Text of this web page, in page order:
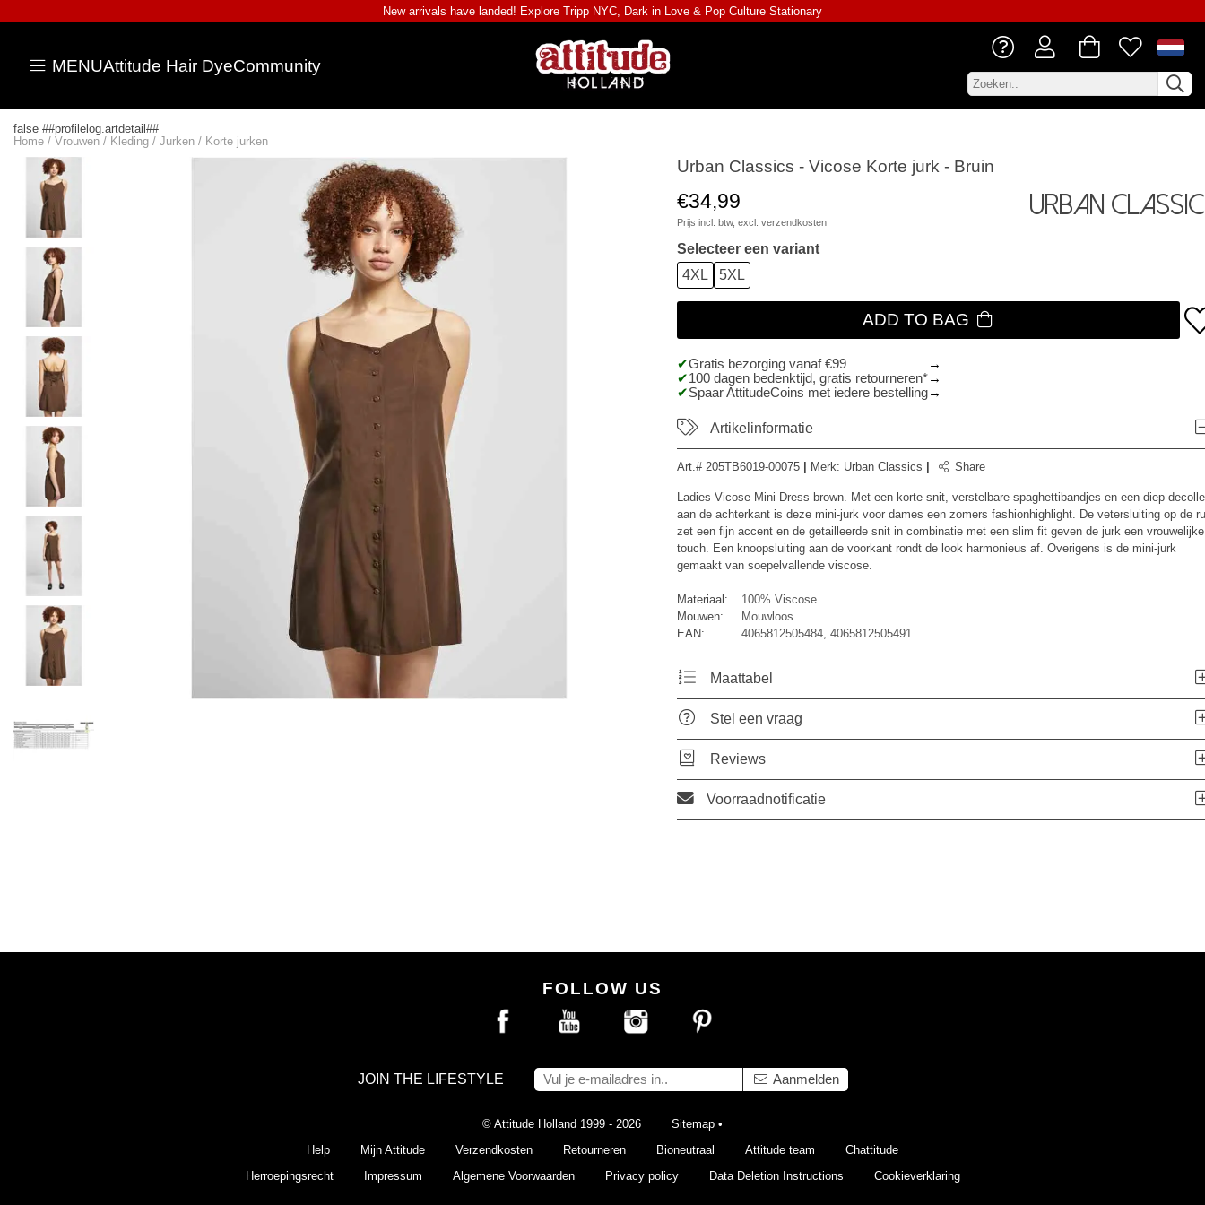
New arrivals have landed! Explore Tripp NYC, Dark in Love & Pop Culture Stationary
MENUAttitude Hair DyeCommunity
false ##profilelog.artdetail##
Home / Vrouwen / Kleding / Jurken / Korte jurken
Urban Classics - Vicose Korte jurk - Bruin
€34,99
Prijs incl. btw, excl. verzendkosten
Urban
Selecteer een variant
4XL
5XL
ADD TO BAG
Gratis bezorging vanaf €99
100 dagen bedenktijd, gratis retourneren*
Spaar AttitudeCoins met iedere bestelling
Artikelinformatie
Art.# 205TB6019-00075 Merk: Urban Classics Share
Ladies Vicose Mini Dress brown. Met een korte snit, verstelbare spaghettibandjes en een diep
aan de achterkant is deze mini-jurk voor dames een zomers fashionhighlight. De vetersluiting op de
zet een fijn accent en de getailleerde snit in combinatie met een slim fit geven de jurk een vrouwelijke
touch. Een knoopsluiting aan de voorkant rondt de look harmonieus af. Overigens is de mini-jurk
gemaakt van soepelvallende viscose.
Materiaal:
100% Viscose
Mouwen:
Mouwloos
EAN:
4065812505484, 4065812505491
Maattabel
Stel een vraag
Reviews
Voorraadnotificatie
FOLLOW US
JOIN THE LIFESTYLE Aanmelden
© Attitude Holland 1999 - 2026 Sitemap •
Help
Mijn Attitude Verzendkosten Retourneren Bioneutraal Attitude team
Chattitude
Herroepingsrecht
Impressum Algemene Voorwaarden Privacy policy Data Deletion Instructions Cookieverklaring